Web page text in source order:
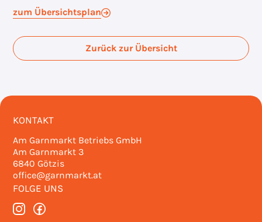
zum Übersichtsplan
Zurück zur Übersicht
KONTAKT
Am Garnmarkt Betriebs GmbH
Am Garnmarkt 3
6840 Götzis
office@garnmarkt.at
FOLGE UNS